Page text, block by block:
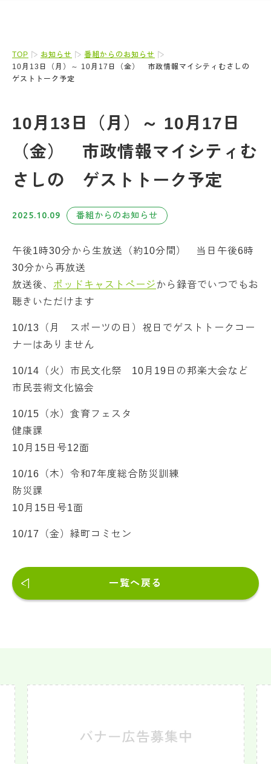
TOP お知らせ
番組からのお知らせ
10月13日（月）～ 10月17日（金） 市政情報マイシティむさしの
ゲストトーク予定
10月13日（月）～ 10月17日
（金） 市政情報マイシティむ
さしの ゲストトーク予定
2025.10.09 番組からのお知らせ
午後1時30分から生放送（約10分間） 当日午後6時
30分から再放送
放送後、 ポッドキャストページから録音でいつでもお
聴きいただけます
10/13（月 スポーツの日）祝日でゲストトークコー
ナーはありません
10/14（火）市民文化祭 10月19日の邦楽大会など
市民芸術文化協会
10/15（水）食育フェスタ
健康課
10月15日号12面
10/16（木）令和7年度総合防災訓練
防災課
10月15日号1面
10/17（金）緑町コミセン
一覧へ戻る